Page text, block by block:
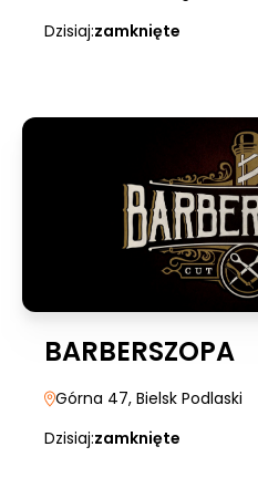
Dzisiaj:zamknięte
BARBERSZOPA
Górna 47, Bielsk Podlaski
Dzisiaj:zamknięte